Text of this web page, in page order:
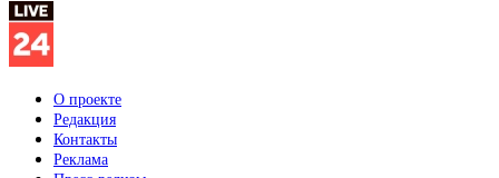
О проекте
Редакция
Контакты
Реклама